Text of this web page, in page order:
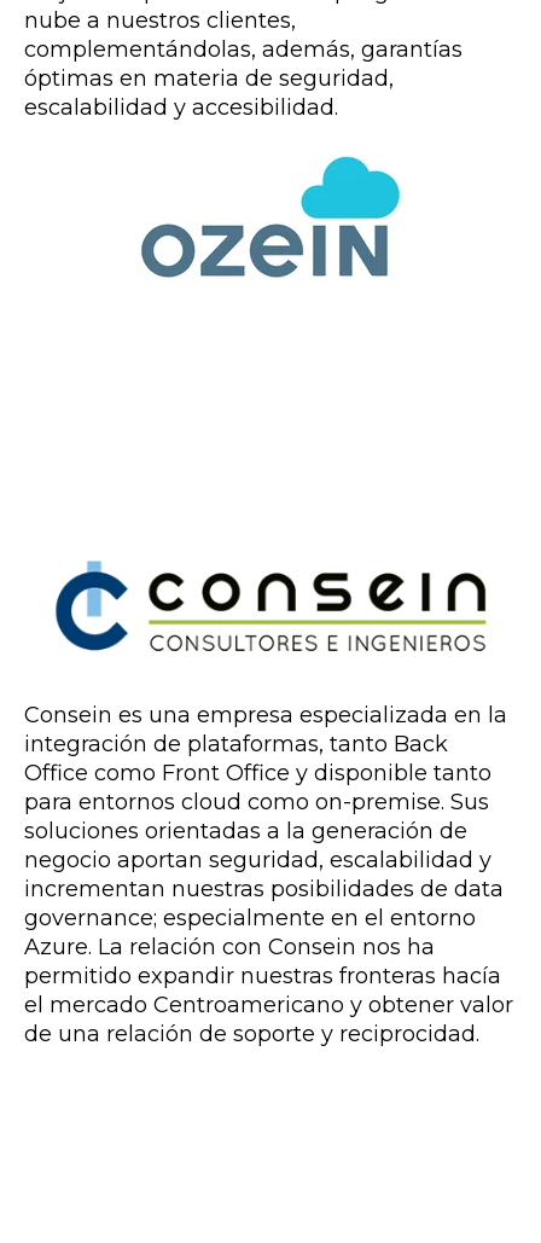
nube a nuestros clientes,
complementándolas, además, garantías
óptimas en materia de seguridad,
escalabilidad y accesibilidad.
Consein es una empresa especializada en la
integración de plataformas, tanto Back
Office como Front Office y disponible tanto
para entornos cloud como on-premise. Sus
soluciones orientadas a la generación de
negocio aportan seguridad, escalabilidad y
incrementan nuestras posibilidades de data
governance; especialmente en el entorno
Azure. La relación con Consein nos ha
permitido expandir nuestras fronteras hacía
el mercado Centroamericano y obtener valor
de una relación de soporte y reciprocidad.